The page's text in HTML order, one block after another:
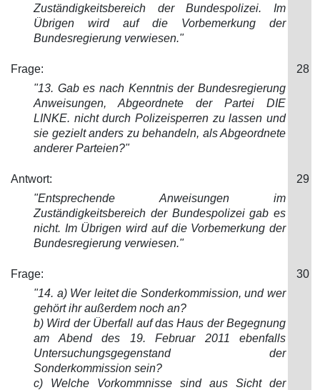
Zuständigkeitsbereich der Bundespolizei. Im
Übrigen wird auf die Vorbemerkung der
Bundesregierung verwiesen."
Frage:
28
"13. Gab es nach Kenntnis der Bundesregierung
Anweisungen, Abgeordnete der Partei DIE
LINKE. nicht durch Polizeisperren zu lassen und
sie gezielt anders zu behandeln, als Abgeordnete
anderer Parteien?"
Antwort:
29
"Entsprechende Anweisungen im
Zuständigkeitsbereich der Bundespolizei gab es
nicht. Im Übrigen wird auf die Vorbemerkung der
Bundesregierung verwiesen."
Frage:
30
"14. a) Wer leitet die Sonderkommission, und wer
gehört ihr außerdem noch an?
b) Wird der Überfall auf das Haus der Begegnung
am Abend des 19. Februar 2011 ebenfalls
Untersuchungsgegenstand der
Sonderkommission sein?
c) Welche Vorkommnisse sind aus Sicht der